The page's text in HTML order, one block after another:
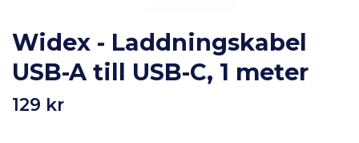
Widex - Laddningskabel
USB-A till USB-C, 1 meter
129 kr